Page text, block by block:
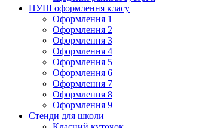
НУШ оформлення класу
Оформлення 1
Оформлення 2
Оформлення 3
Оформлення 4
Оформлення 5
Оформлення 6
Оформлення 7
Оформлення 8
Оформлення 9
Стенди для школи